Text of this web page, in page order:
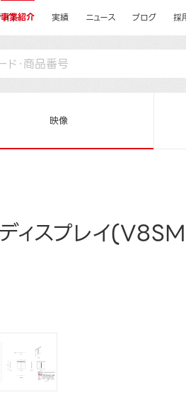
ト
事業紹介 実績 ニュース ブログ 採
映像
ィスプレイ